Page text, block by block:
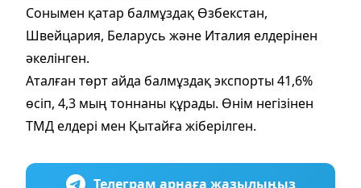
Сонымен қатар балмұздақ Өзбекстан,
Швейцария, Беларусь және Италия елдерінен
әкелінген.
Аталған төрт айда балмұздақ экспорты 41,6%
өсіп, 4,3 мың тоннаны құрады. Өнім негізінен
ТМД елдері мен Қытайға жіберілген.
Телеграм арнаға жазылыңыз